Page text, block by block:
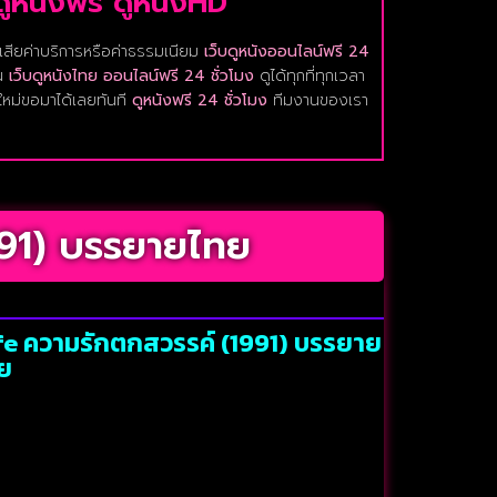
ค่าบริการหรือค่าธรรมเนียม เว็บดูหนังออนไลน์ฟรี 24
เว็บดูหนังไทย ออนไลน์ฟรี 24 ชั่วโมง ดูได้ทุกที่ทุกเวลา
ขอมาได้เลยทันที ดูหนังฟรี 24 ชั่วโมง ทีมงานของเรา
บรรยายไทย
ความรักตกสวรรค์ (1991) บรรยาย